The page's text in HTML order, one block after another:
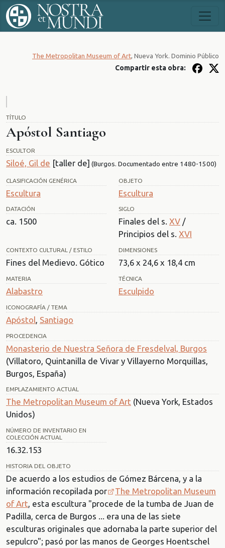
TÍTULO
Apóstol Santiago
ESCULTOR
Siloé, Gil de [taller de] (Burgos. Documentado entre 1480-1500)
CLASIFICACIÓN GENÉRICA
Escultura
OBJETO
Escultura
DATACIÓN
ca. 1500
SIGLO
Finales del s. XV /
Principios del s. XVI
CONTEXTO CULTURAL / ESTILO
Fines del Medievo. Gótico
DIMENSIONES
73,6 x 24,6 x 18,4 cm
MATERIA
Alabastro
TÉCNICA
Esculpido
ICONOGRAFÍA / TEMA
Apóstol Santiago
PROCEDENCIA
Monasterio de Nuestra Señora de Fresdelval, Burgos
(Villatoro, Quintanilla de Vivar y Villayerno Morquillas,
Burgos, España)
EMPLAZAMIENTO ACTUAL
The Metropolitan Museum of Art (Nueva York, Estados
Unidos)
NÚMERO DE INVENTARIO EN
COLECCIÓN ACTUAL
16.32.153
HISTORIA DEL OBJETO
De acuerdo a los estudios de Gómez Bárcena, y a la
información recopilada por
The Metropolitan Museum
of Art, esta escultura "procede de la tumba de Juan de
Padilla, cerca de Burgos ... era una de las siete
esculturas originales que adornaba la parte superior del
sepulcro"; pasó por las manos de Georges Hoentschel
The Metropolitan Museum of Art, Nueva York. Dominio Público
Compartir esta obra: